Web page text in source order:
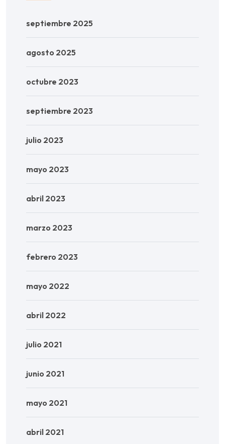
septiembre 2025
agosto 2025
octubre 2023
septiembre 2023
julio 2023
mayo 2023
abril 2023
marzo 2023
febrero 2023
mayo 2022
abril 2022
julio 2021
junio 2021
mayo 2021
abril 2021